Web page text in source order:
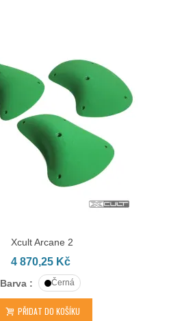
Xcult Arcane 2
4 870,25 Kč
Barva : Černá
PŘIDAT DO KOŠÍKU